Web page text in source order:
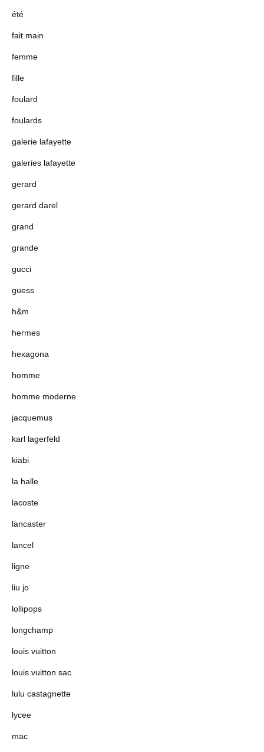
été
fait main
femme
fille
foulard
foulards
galerie lafayette
galeries lafayette
gerard
gerard darel
grand
grande
gucci
guess
h&m
hermes
hexagona
homme
homme moderne
jacquemus
karl lagerfeld
kiabi
la halle
lacoste
lancaster
lancel
ligne
liu jo
lollipops
longchamp
louis vuitton
louis vuitton sac
lulu castagnette
lycee
mac